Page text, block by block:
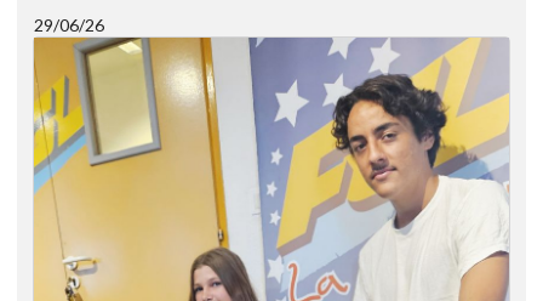
29/06/26